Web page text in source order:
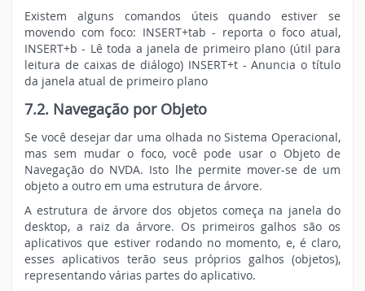
Existem alguns comandos úteis quando estiver se
movendo com foco: INSERT+tab - reporta o foco atual,
INSERT+b - Lê toda a janela de primeiro plano (útil para
leitura de caixas de diálogo) INSERT+t - Anuncia o título
da janela atual de primeiro plano
7.2. Navegação por Objeto
Se você desejar dar uma olhada no Sistema Operacional,
mas sem mudar o foco, você pode usar o Objeto de
Navegação do NVDA. Isto lhe permite mover-se de um
objeto a outro em uma estrutura de árvore.
A estrutura de árvore dos objetos começa na janela do
desktop, a raiz da árvore. Os primeiros galhos são os
aplicativos que estiver rodando no momento, e, é claro,
esses aplicativos terão seus próprios galhos (objetos),
representando várias partes do aplicativo.